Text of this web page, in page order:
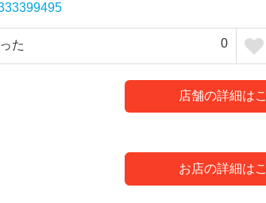
た 0
店舗の詳細は
お店の詳細は